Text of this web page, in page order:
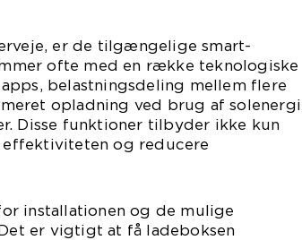
er de tilgængelige smart-
ofte med en række teknologiske
belastningsdeling mellem flere
opladning ved brug af solenergi
Disse funktioner tilbyder ikke kun
effektiviteten og reducere
installationen og de mulige
er vigtigt at få ladeboksen